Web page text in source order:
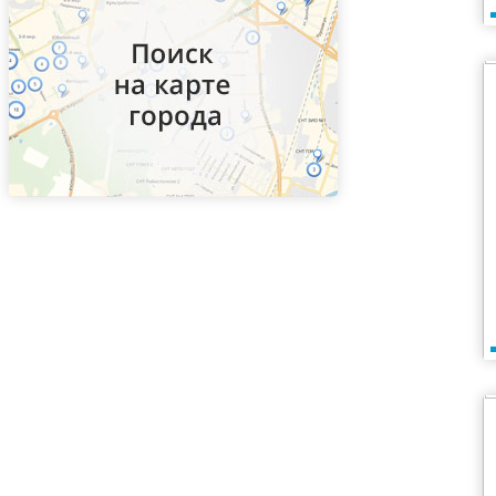
Парк Победы
Парнас
Петроградская
Пионерская
Площадь Александра Невского-1
Площадь Александра Невского-2